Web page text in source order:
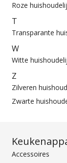
Roze
T
Transparante
W
Witte
Z
Zilveren
Zwarte
Accessoires